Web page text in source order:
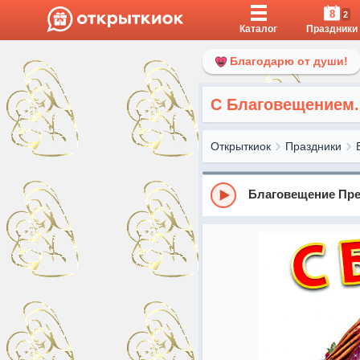
Каталог
8 2
Праздники
Благодарю от души!
С
Открыткиок Праздники
Благовещение